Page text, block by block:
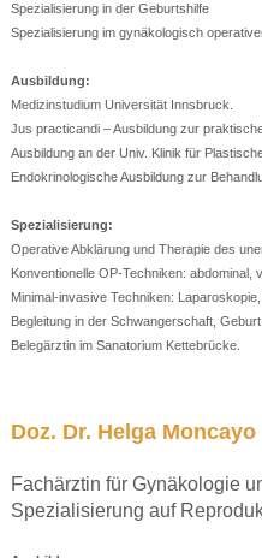
Spezialisierung in der Geburtshilfe
Spezialisierung im gynäkologisch
Ausbildung:
Medizinstudium Universität Innsbruck.
Jus practicandi – Ausbildung zur
Ausbildung an der Univ. Klinik für
Endokrinologische Ausbildung zur
Spezialisierung:
Operative Abklärung und Therapie des
Konventionelle OP-Techniken: abdominal,
Minimal-invasive Techniken:
Begleitung in der Schwangerschaft,
Belegärztin im Sanatorium Kettebrücke.
Doz. Dr. Helga Moncayo
Fachärztin für Gynäkologie
Spezialisierung auf